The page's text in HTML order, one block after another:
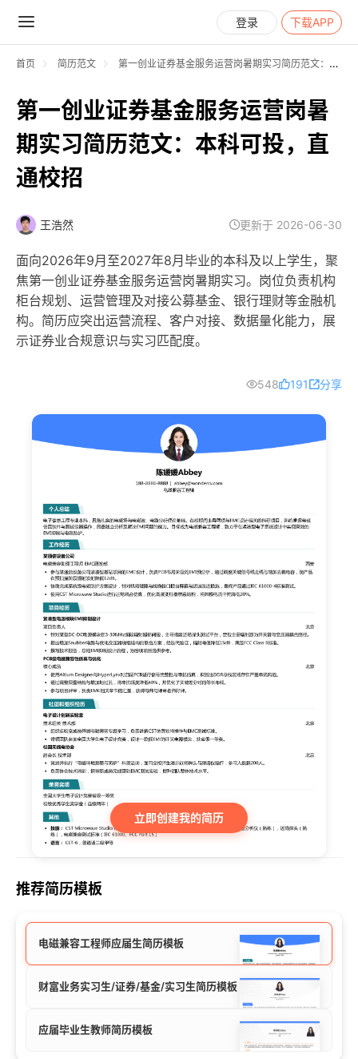
登录 下载APP
首页 简历范文 第一创业证券基金服务运营岗暑期实习简历范文：本科可投，直通校招
第一创业证券基金服务运营岗暑
期实习简历范文：本科可投，直
通校招
王浩然 更新于 2026-06-30
面向2026年9月至2027年8月毕业的本科及以上学生，聚
焦第一创业证券基金服务运营岗暑期实习。岗位负责机构
柜台规划、运营管理及对接公募基金、银行理财等金融机
构。简历应突出运营流程、客户对接、数据量化能力，展
示证券业合规意识与实习匹配度。
548 191 分享
立即创建我的简历
推荐简历模板
电磁兼容工程师应届生简历模板
财富业务实习生/证券/基金/实习生简历模板
应届毕业生教师简历模板